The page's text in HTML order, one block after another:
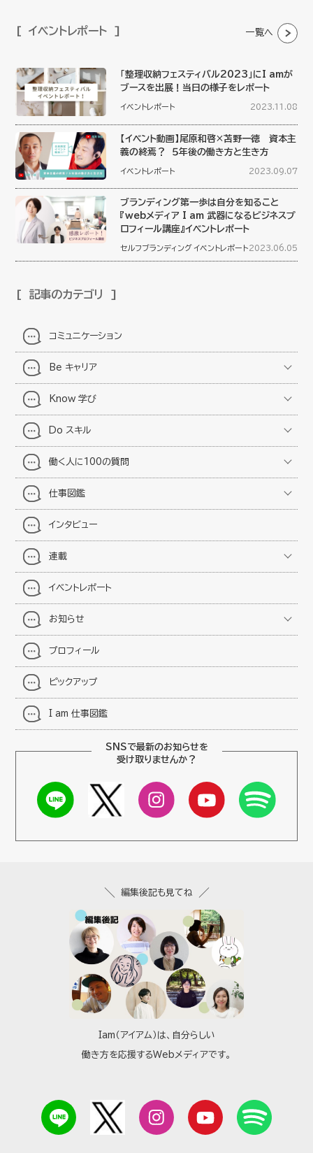
イベントレポート 一覧へ
「整理収納フェスティバル2023」にI amが
ブースを出展！当日の様子をレポート
イベントレポート 2023.11.08
【イベント動画】尾原和啓×苫野一徳 資本主
義の終焉？ ５年後の働き方と生き方
イベントレポート 2023.09.07
ブランディング第一歩は自分を知ること
『webメディア I am 武器になるビジネスプ
ロフィール講座』イベントレポート
セルフブランディング イベントレポート 2023.06.05
記事のカテゴリ
コミュニケーション
Be キャリア
Know 学び
Do スキル
働く人に100の質問
仕事図鑑
インタビュー
連載
イベントレポート
お知らせ
プロフィール
ピックアップ
I am 仕事図鑑
SNSで最新のお知らせを
受け取りませんか？
Iam（アイアム）は、自分らしい
働き方を応援するWebメディアです。
編集後記も見てね